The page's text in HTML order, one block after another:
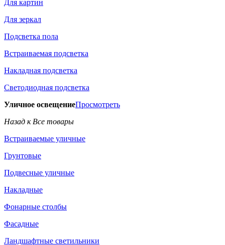
Для картин
Для зеркал
Подсветка пола
Встраиваемая подсветка
Накладная подсветка
Светодиодная подсветка
Уличное освещениеПросмотреть
Назад к Все товары
Встраиваемые уличные
Грунтовые
Подвесные уличные
Накладные
Фонарные столбы
Фасадные
Ландшафтные светильники